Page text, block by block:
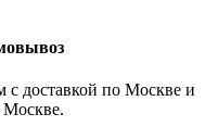
с доставкой по Москве и
Москве.